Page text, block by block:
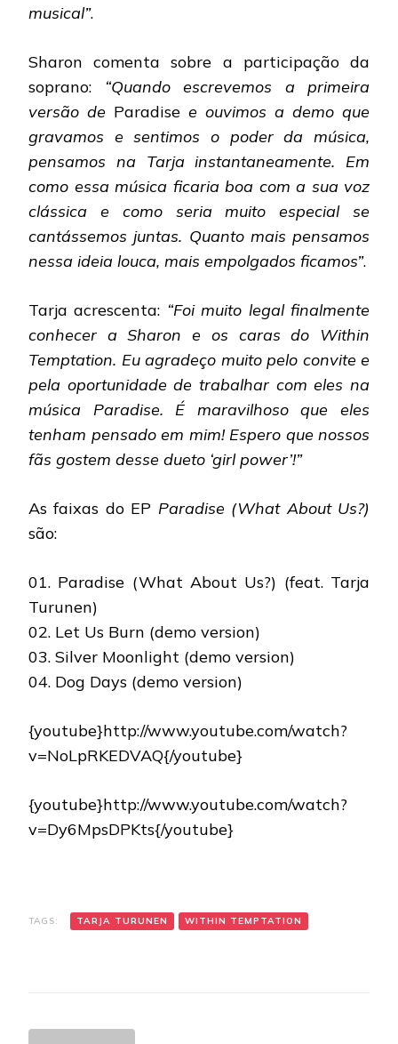
musical”.
Sharon comenta sobre a participação da
soprano: “Quando escrevemos a primeira
versão de Paradise e ouvimos a demo que
gravamos e sentimos o poder da música,
pensamos na Tarja instantaneamente. Em
como essa música ficaria boa com a sua voz
clássica e como seria muito especial se
cantássemos juntas. Quanto mais pensamos
nessa ideia louca, mais empolgados ficamos”.
Tarja acrescenta: “Foi muito legal finalmente
conhecer a Sharon e os caras do Within
Temptation. Eu agradeço muito pelo convite e
pela oportunidade de trabalhar com eles na
música Paradise. É maravilhoso que eles
tenham pensado em mim! Espero que nossos
fãs gostem desse dueto ‘girl power’!”
As faixas do EP Paradise (What About Us?)
são:
01. Paradise (What About Us?) (feat. Tarja
Turunen)
02. Let Us Burn (demo version)
03. Silver Moonlight (demo version)
04. Dog Days (demo version)
{youtube}http://www.youtube.com/watch?
v=NoLpRKEDVAQ{/youtube}
{youtube}http://www.youtube.com/watch?
v=Dy6MpsDPKts{/youtube}
TAGS: TARJA TURUNEN WITHIN TEMPTATION